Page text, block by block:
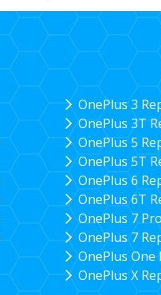
OnePlus 3
OnePlus 3T
OnePlus 5
OnePlus 5T
OnePlus 6
OnePlus 6T
OnePlus 7
OnePlus 7
OnePlus One
OnePlus X